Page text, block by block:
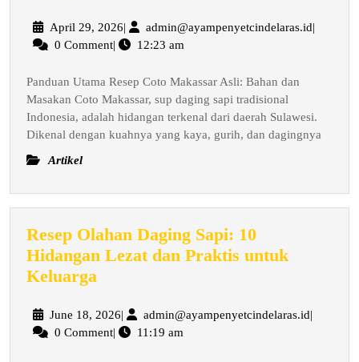
Resep
Asli:
Bahan,
Masakan
April 29, 2026April
29,
| admin@ayampenyetcindelaras.id|
0 Comment| 12:23 am
Panduan Utama Resep Coto Makassar Asli: Bahan dan
Masakan Coto Makassar, sup daging sapi tradisional
Indonesia, adalah hidangan terkenal dari daerah Sulawesi.
Dikenal dengan kuahnya yang kaya, gurih, dan dagingnya
Artikel
Resep Olahan Daging Sapi: 10
Hidangan Lezat dan Praktis untuk
Keluarga
Daging
Sapi:
June 18, 2026June
18,
| admin@ayampenyetcindelaras.id|
0 Comment| 11:19 am